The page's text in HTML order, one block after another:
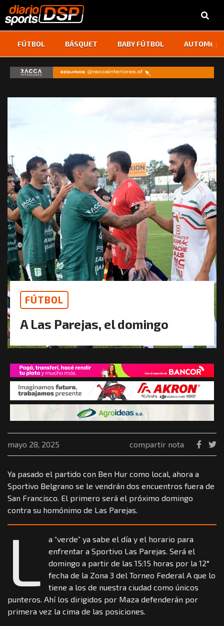
FÚTBOL BÁSQUET BABY FÚTBOL ‹ ›
FÚTBOL
A Las Parejas, el domingo
mayo 28, 2025 compartir nota
Ya pasado el partido con Ben Hur como local, ahora a
Sportivo Belgrano se le vendrán dos encuentros fuera de
San Francisco. El primero será el próximo domingo
contra su homónimo de Las Parejas.
L
a “verde” ya sabe el día y el horario para
enfrentar a Sportivo Las Parejas. Será el
domingo a partir de las 15:15 horas por la 12°
fecha de la Zona 3 del Torneo Federal A que lo
tiene a los de nuestra ciudad como únicos
punteros. Ahí los dirigidos por Maza defenderán por
primera vez la cima de las posiciones.